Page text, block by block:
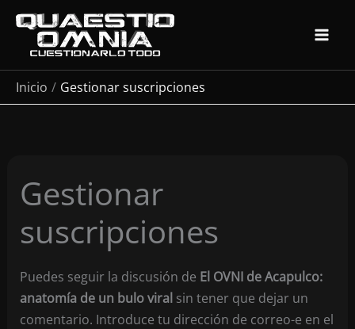
contenido
Inicio
Gestionar suscripciones
Gestionar
suscripciones
Puedes seguir la discusión de El OVNI de Acapulco:
anatomía de un bulo viral sin tener que dejar un
comentario. Introduce tu dirección de correo-e en el